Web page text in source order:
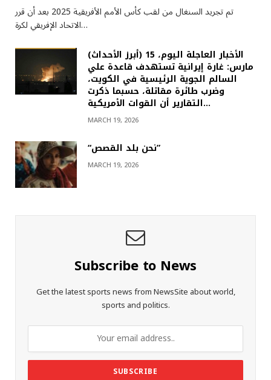
تم تجريد السنغال من لقب كأس الأمم الأفريقية 2025 بعد أن قرر
الاتحاد الإفريقي لكرة…
(أبرز الأحداث) الأخبار العاجلة اليوم، 15
مارس: غارة إيرانية تستهدف قاعدة علي
السالم الجوية الرئيسية في الكويت،
وضرب طائرة مقاتلة، حسبما ذكرت
التقارير أن القوات الأمريكية…
MARCH 19, 2026
“نحن بلد القصص”
MARCH 19, 2026
Subscribe to News
Get the latest sports news from NewsSite about world,
sports and politics.